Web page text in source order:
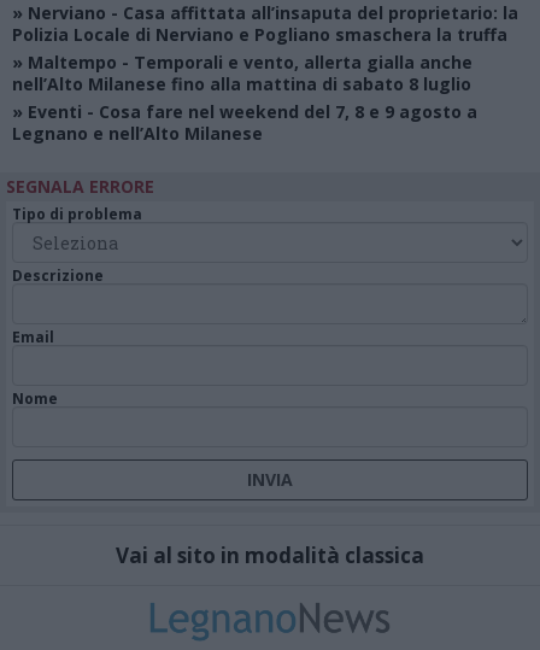
» Nerviano - Casa affittata all’insaputa del proprietario: la
Polizia Locale di Nerviano e Pogliano smaschera la truffa
» Maltempo - Temporali e vento, allerta gialla anche
nell’Alto Milanese fino alla mattina di sabato 8 luglio
» Eventi - Cosa fare nel weekend del 7, 8 e 9 agosto a
Legnano e nell’Alto Milanese
SEGNALA ERRORE
Tipo di problema
Descrizione
Email
Nome
Vai al sito in modalità classica